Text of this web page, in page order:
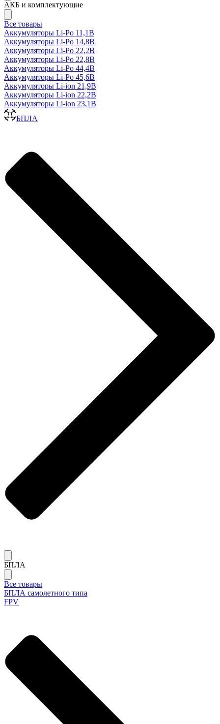
АКБ и комплектующие
Все товары
Аккумуляторы Li-Po 11,1В
Аккумуляторы Li-Po 14,8В
Аккумуляторы Li-Po 22,2В
Аккумуляторы Li-Po 22,8В
Аккумуляторы Li-Po 44,4В
Аккумуляторы Li-Po 45,6В
Аккумуляторы Li-ion 21,9В
Аккумуляторы Li-ion 22,2В
Аккумуляторы Li-ion 23,1В
БПЛА
БПЛА
Все товары
БПЛА самолетного типа
FPV